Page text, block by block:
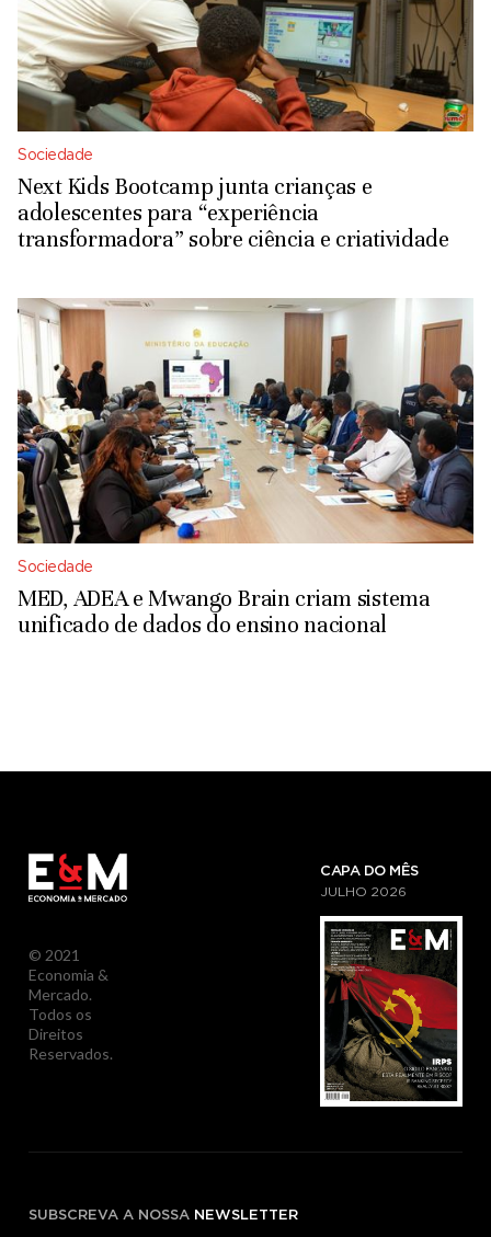
Sociedade
Next Kids Bootcamp junta crianças e
adolescentes para “experiência
transformadora” sobre ciência e criatividade
Sociedade
MED, ADEA e Mwango Brain criam sistema
unificado de dados do ensino nacional
© 2021
Economia &
Mercado.
Todos os
Direitos
Reservados.
CAPA DO MÊS
JULHO 2026
SUBSCREVA A NOSSA NEWSLETTER